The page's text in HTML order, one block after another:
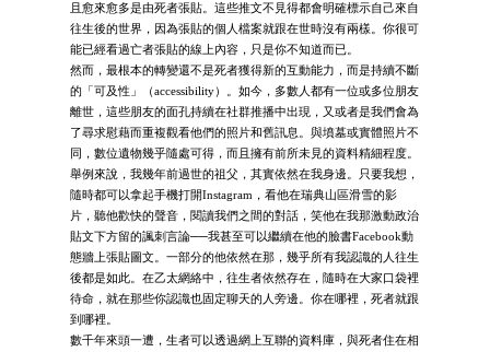
且愈來愈多是由死者張貼。這些推文不見得都會明確標示自己來自
往生後的世界，因為張貼的個人檔案就跟在世時沒有兩樣。你很可
能已經看過亡者張貼的線上內容，只是你不知道而已。
然而，最根本的轉變還不是死者獲得新的互動能力，而是持續不斷
的「可及性」（accessibility）。如今，多數人都有一位或多位朋友
離世，這些朋友的面孔持續在社群推播中出現，又或者是我們會為
了尋求慰藉而重複觀看他們的照片和舊訊息。與墳墓或實體照片不
同，數位遺物幾乎隨處可得，而且擁有前所未見的資料精細程度。
舉例來說，我幾年前過世的祖父，其實依然在我身邊。只要我想，
隨時都可以拿起手機打開Instagram，看他在瑞典山區滑雪的影
片，聽他歡快的聲音，閱讀我們之間的對話，笑他在我那激動政治
貼文下方留的諷刺言論──我甚至可以繼續在他的臉書Facebook動
態牆上張貼圖文。一部分的他依然在那，幾乎所有我認識的人往生
後都是如此。在乙太網絡中，往生者依然存在，隨時在大家口袋裡
待命，就在那些你認識也固定聊天的人旁邊。你在哪裡，死者就跟
到哪裡。
數千年來頭一遭，生者可以透過網上互聯的資料庫，與死者住在相